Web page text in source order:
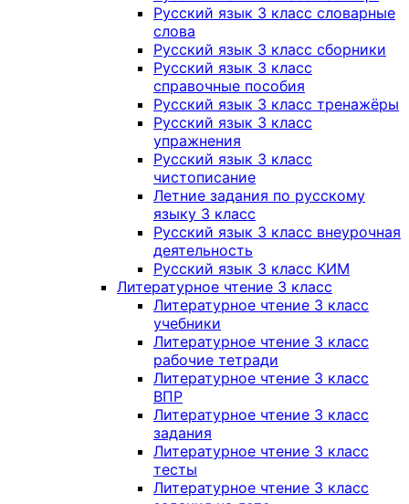
Русский язык 3 класс словарные
слова
Русский язык 3 класс сборники
Русский язык 3 класс
справочные пособия
Русский язык 3 класс тренажёры
Русский язык 3 класс
упражнения
Русский язык 3 класс
чистописание
Летние задания по русскому
языку 3 класс
Русский язык 3 класс внеурочная
деятельность
Русский язык 3 класс КИМ
Литературное чтение 3 класс
Литературное чтение 3 класс
учебники
Литературное чтение 3 класс
рабочие тетради
Литературное чтение 3 класс
ВПР
Литературное чтение 3 класс
задания
Литературное чтение 3 класс
тесты
Литературное чтение 3 класс